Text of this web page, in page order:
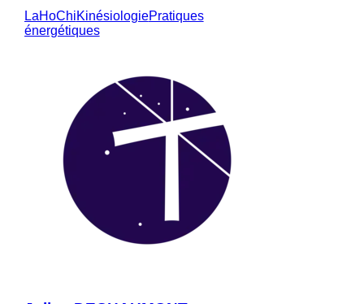
LaHoChiKinésiologiePratiques
énergétiques